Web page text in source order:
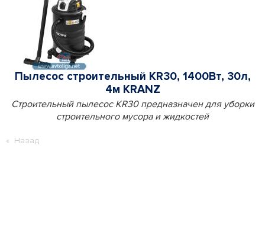
Пылесос строительный KR30, 1400Вт, 30л,
4м KRANZ
Строительный пылесос KR30 предназначен для уборки
строительного мусора и жидкостей
Назад